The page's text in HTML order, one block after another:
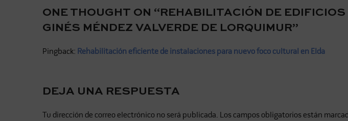
ONE THOUGHT ON “REHABILITACIÓN DE
GINÉS MÉNDEZ VALVERDE DE LORQUIMUR”
Pingback: Rehabilitación eficiente de instalaciones para nuevo foco cultural en Elda
DEJA UNA RESPUESTA
Tu dirección de correo electrónico no será publicada. Los campos obligatorios están